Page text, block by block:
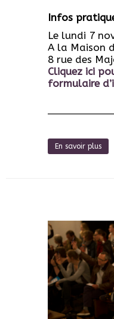
Infos
Le lundi 7
A la Maison
8 rue des
Cliquez ici
formulaire
En savoir plus